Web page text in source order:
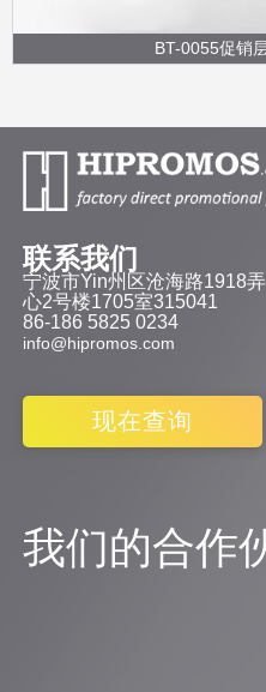
BT-0055促销
联系我们
宁波市Yin州区沧海路1918
心2号楼1705室315041
86-186 5825 0234
info@hipromos.com
现在查询
我们的合作